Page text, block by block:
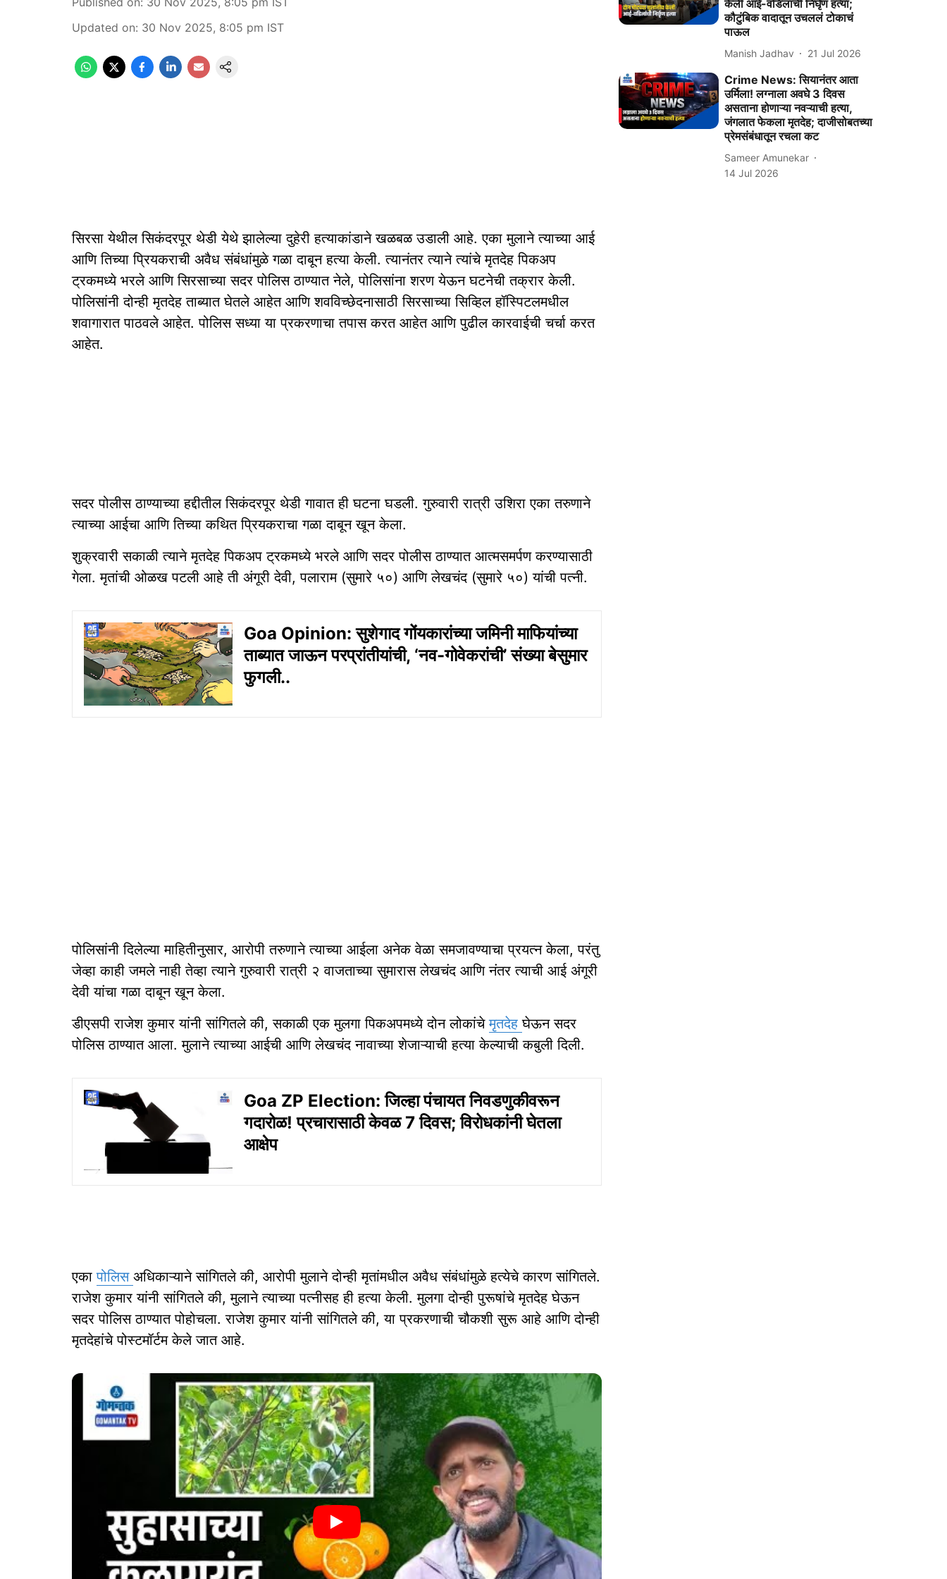
Updated on: 30 Nov 2025, 8:05 pm IST
सिरसा येथील सिकंदरपूर थेडी येथे झालेल्या दुहेरी हत्याकांडाने खळबळ उडाली आहे. एका मुलाने त्याच्या आई
आणि तिच्या प्रियकराची अवैध संबंधांमुळे गळा दाबून हत्या केली. त्यानंतर त्याने त्यांचे मृतदेह पिकअप
ट्रकमध्ये भरले आणि सिरसाच्या सदर पोलिस ठाण्यात नेले, पोलिसांना शरण येऊन घटनेची तक्रार केली.
पोलिसांनी दोन्ही मृतदेह ताब्यात घेतले आहेत आणि शवविच्छेदनासाठी सिरसाच्या सिव्हिल हॉस्पिटलमधील
शवागारात पाठवले आहेत. पोलिस सध्या या प्रकरणाचा तपास करत आहेत आणि पुढील कारवाईची चर्चा करत
आहेत.
सदर पोलीस ठाण्याच्या हद्दीतील सिकंदरपूर थेडी गावात ही घटना घडली. गुरुवारी रात्री उशिरा एका तरुणाने
त्याच्या आईचा आणि तिच्या कथित प्रियकराचा गळा दाबून खून केला.
शुक्रवारी सकाळी त्याने मृतदेह पिकअप ट्रकमध्ये भरले आणि सदर पोलीस ठाण्यात आत्मसमर्पण करण्यासाठी
गेला. मृतांची ओळख पटली आहे ती अंगूरी देवी, पलाराम (सुमारे ५०) आणि लेखचंद (सुमारे ५०) यांची पत्नी.
Goa Opinion: सुशेगाद गोंयकारांच्या जमिनी माफियांच्या
ताब्यात जाऊन परप्रांतीयांची, ‘नव-गोवेकरांची’ संख्या बेसुमार
फुगली..
पोलिसांनी दिलेल्या माहितीनुसार, आरोपी तरुणाने त्याच्या आईला अनेक वेळा समजावण्याचा प्रयत्न केला, परंतु
जेव्हा काही जमले नाही तेव्हा त्याने गुरुवारी रात्री २ वाजताच्या सुमारास लेखचंद आणि नंतर त्याची आई अंगूरी
देवी यांचा गळा दाबून खून केला.
डीएसपी राजेश कुमार यांनी सांगितले की, सकाळी एक मुलगा पिकअपमध्ये दोन लोकांचेमृतदेहघेऊन सदर
पोलिस ठाण्यात आला. मुलाने त्याच्या आईची आणि लेखचंद नावाच्या शेजाऱ्याची हत्या केल्याची कबुली दिली.
Goa ZP Election: जिल्‍हा पंचायत निवडणुकीवरून
गदारोळ! प्रचारासाठी केवळ 7 दिवस; विरोधकांनी घेतला
आक्षेप
एकापोलिस अधिकाऱ्याने सांगितले की, आरोपी मुलाने दोन्ही मृतांमधील अवैध संबंधांमुळे हत्येचे कारण सांगितले.
राजेश कुमार यांनी सांगितले की, मुलाने त्याच्या पत्नीसह ही हत्या केली. मुलगा दोन्ही पुरूषांचे मृतदेह घेऊन
सदर पोलिस ठाण्यात पोहोचला. राजेश कुमार यांनी सांगितले की, या प्रकरणाची चौकशी सुरू आहे आणि दोन्ही
मृतदेहांचे पोस्टमॉर्टम केले जात आहे.
केली आई-वडिलांची निर्घृण हत्या;
कौटुंबिक वादातून उचललं टोकाचं
पाऊल
Manish Jadhav 21 Jul 2026
Crime News: सियानंतर आता
उर्मिला! लग्नाला अवघे 3 दिवस
असताना होणाऱ्या नवऱ्याची हत्या,
जंगलात फेकला मृतदेह; दाजीसोबतच्या
प्रेमसंबंधातून रचला कट
Sameer Amunekar
14 Jul 2026